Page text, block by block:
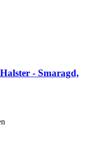
-​ Smaragd,